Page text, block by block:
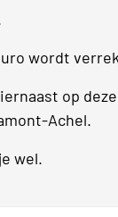
wordt
op deze
Achel.
wel.